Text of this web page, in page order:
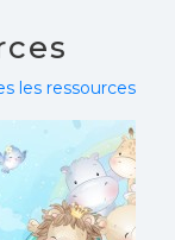
les ressources